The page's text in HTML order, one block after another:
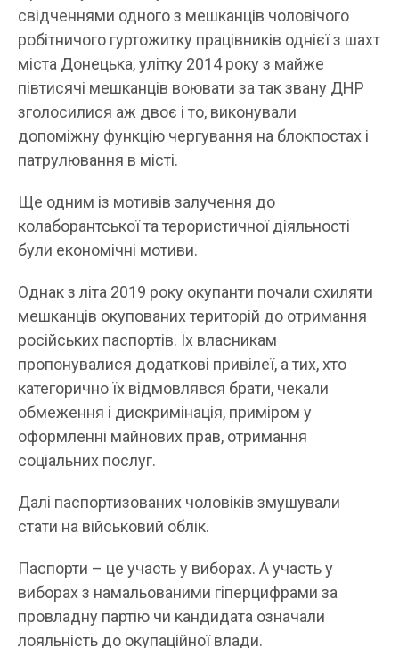
свідченнями одного з мешканців чоловічого
робітничого гуртожитку працівників однієї з шахт
міста Донецька, улітку 2014 року з майже
півтисячі мешканців воювати за так звану ДНР
зголосилися аж двоє і то, виконували
допоміжну функцію чергування на блокпостах і
патрулювання в місті.
Ще одним із мотивів залучення до
колаборантської та терористичної діяльності
були економічні мотиви.
Однак з літа 2019 року окупанти почали схиляти
мешканців окупованих територій до отримання
російських паспортів. Їх власникам
пропонувалися додаткові привілеї, а тих, хто
категорично їх відмовлявся брати, чекали
обмеження і дискримінація, приміром у
оформленні майнових прав, отримання
соціальних послуг.
Далі паспортизованих чоловіків змушували
стати на військовий облік.
Паспорти – це участь у виборах. А участь у
виборах з намальованими гіперцифрами за
провладну партію чи кандидата означали
лояльність до окупаційної влади.